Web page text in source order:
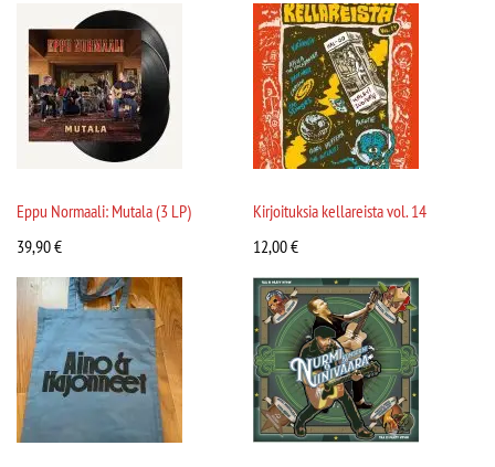
Eppu Normaali: Mutala (3 LP)
39,90€
Kirjoituksia kellareista vol. 14
12,00€